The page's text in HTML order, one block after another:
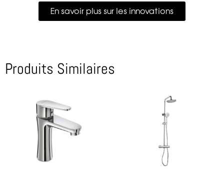
En savoir plus sur les innovations
Produits Similaires